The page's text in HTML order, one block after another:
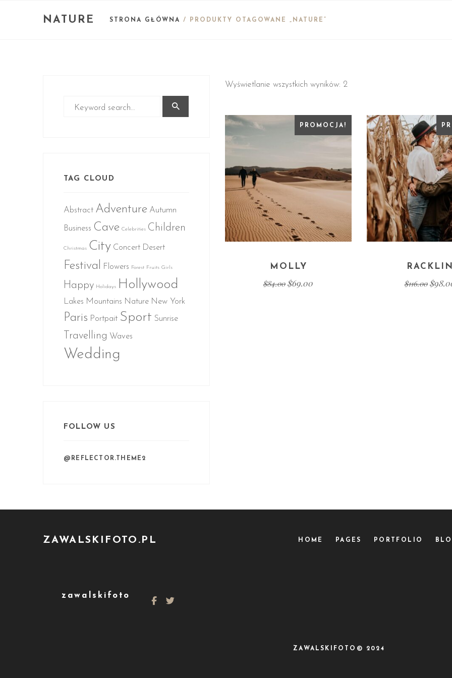
ZAWALSKIFOTO.PL HOME PAGES PORTFOLIO
NATURE STRONA GŁÓWNA / PRODUKTY OTAGOWANE „NATURE”
Wyświetlanie wszystkich wyników: 2
PROMOCJA!
MOLLY
$84.00 $69.00 $116.00 $
TAG CLOUD
Abstract Adventure Autumn
Business Cave Celebrities Children
Christmas City Concert Desert
Festival Flowers Forest Fruits Girls
Happy Holidays Hollywood
Lakes Mountains Nature New York
Paris Portpait Sport Sunrise
Travelling Waves
Wedding
FOLLOW US
@REFLECTOR.THEME2
zawalskifoto
ZAWALSKIFOTO© 2024